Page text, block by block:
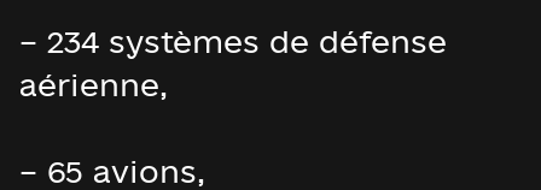
– 234 systèmes de défense
aérienne,
– 65 avions,